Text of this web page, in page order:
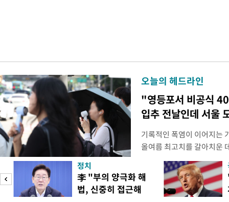
오늘의 헤드라인
"영등포서 비공식
입추 전날인데 서울
기록적인 폭염이 이어지는
올여름 최고치를 갈아치운
시15분 39.9도까지 치솟
청에 따르면 이날 오후 4시
관측(ASOS) 기준 37.9도
했다. 관측 이래 역대 5위
정치
李 "부의 양극화 해
법, 신중히 접근해